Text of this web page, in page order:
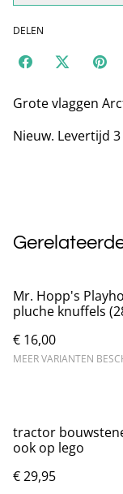
DELEN
Grote vlaggen
Nieuw. Levertijd
Mr. Hopp's
pluche knuffels
€ 16,00
MEER VARIANTEN
tractor
ook op lego
€ 29,95